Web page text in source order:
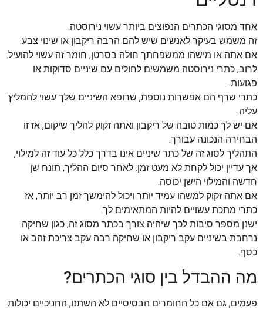
אחד מסוגי הכתרים הנפוצים ביותר עשוי נירוסטה.
זה משמש בעיקר לאנשים שיש להם הרבה ריקבון או שינוי צבע.
אם אתה או מישהו ממשפחתך חולה בסרטן, חומר זה עשוי להועיל.
לרוב, כתרי נירוסטה משמשים לחולים עם שיניים סדוקות או
פגועות.
כתרי שרף הם אפשרות נוספת, שרופא השיניים שלך עשוי להמליץ ​​
עליה.
אם יש לך כמות טובה של ריקבון ואתה זקוק להליך שיקום, אז זו
הבחירה הנכונה עבורך.
התהליך לסוג זה של כתר שיניים אינו בדרך כלל כל עוד זה למילוי,
אך עדיין יכול לקחת לא מעט זמן. לאחר סיום ההליך, תונח שן
חדשה והמילוי הישן יכוסה.
אם אתה זקוק למשהו עמיד יותר ויכול להימשך זמן רב יותר, אז
כתרי מתכת עשויים להיות המתאימים לך.
ישנן מספר סיבות לכך שיהיה צורך בכתר מסוג זה, כגון שחיקה
נרחבת בשיניים עקב ריקבון או שחיקה רבה עקב צריכת זהב או
כסף.
מה ההבדל בין סוגי הכתרים?
פעמים, גם אם כל החומרים הבסיסיים לא השתנו, החניכיים יכולות